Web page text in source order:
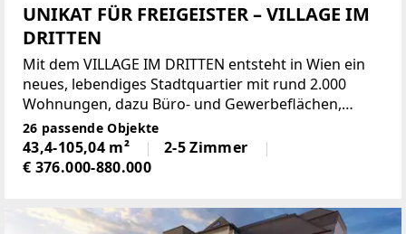
UNIKAT FÜR FREIGEISTER – VILLAGE IM
DRITTEN
Mit dem VILLAGE IM DRITTEN entsteht in Wien ein
neues, lebendiges Stadtquartier mit rund 2.000
Wohnungen, dazu Büro- und Gewerbeflächen,
Nahversorgung sowie Kinderbetreuungs- und
Bildunseinrichtungen, welches das moderne
Wohnen mit viel Grün, Gemeinschaft
26 passende Objekte
43,4-105,04 m²
2-5 Zimmer
€ 376.000-880.000